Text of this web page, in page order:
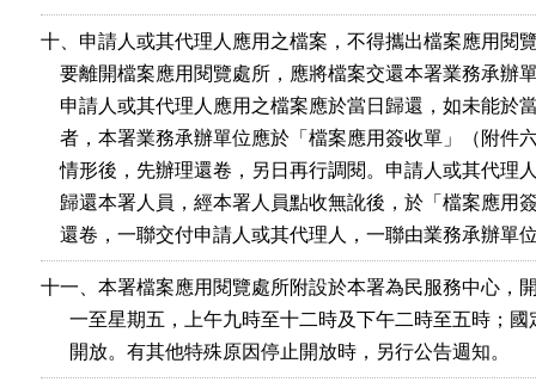
十、申請人或其代理人應用之檔案，不得攜出檔案應用閱
要離開檔案應用閱覽處所，應將檔案交還本署業務承辦
申請人或其代理人應用之檔案應於當日歸還，如未能於
者，本署業務承辦單位應於「檔案應用簽收單」（附件
情形後，先辦理還卷，另日再行調閱。申請人或其代理
歸還本署人員，經本署人員點收無訛後，於「檔案應用
還卷，一聯交付申請人或其代理人，一聯由業務承辦單
十一、本署檔案應用閱覽處所附設於本署為民服務中心，
一至星期五，上午九時至十二時及下午二時至五時；
      開放。有其他特殊原因停止開放時，另行公告週知。